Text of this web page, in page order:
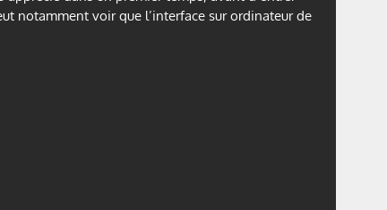
notamment voir que l’interface sur ordinateur de